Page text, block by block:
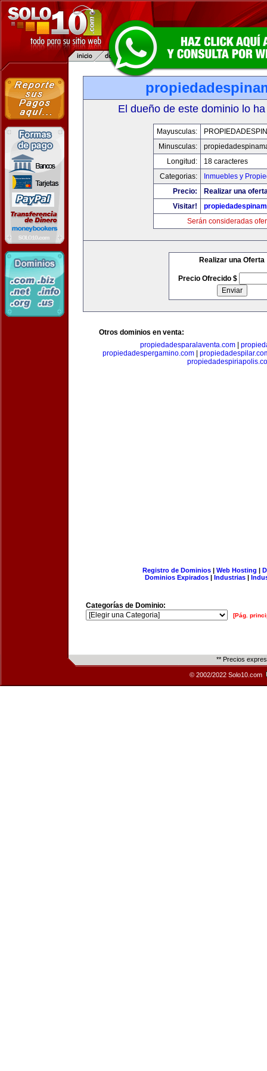
El dueño de este dominio lo
Mayusculas:
Minusculas:
Longitud:
18 caracteres
Categorias:
Inmuebles y
Precio:
Realizar una
Visitar!
Serán consideradas
Realizar una Oferta
Precio Ofrecido $
Otros dominios en venta:
propiedadesparalaventa.com|
propiedadespergamino.com|
Registro de Dominios| Web Hosting |
Dominios Expirados | Industrias |
Categorías de Dominio:
[Pág.
** Precios
© 2002/2022 Solo10.com